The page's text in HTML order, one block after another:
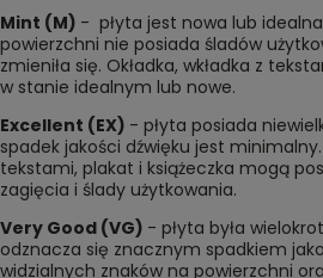
Mint (M) - płyta jest nowa lub
powierzchni nie posiada śladów
zmieniła się. Okładka, wkładka z
w stanie idealnym lub nowe.
Excellent (EX) - płyta posiada
spadek jakości dźwięku jest minimalny.
tekstami, plakat i książeczka mogą
zagięcia i ślady użytkowania.
Very Good (VG) - płyta była
odznacza się znacznym spadkiem
widzialnych znaków na powierzchni